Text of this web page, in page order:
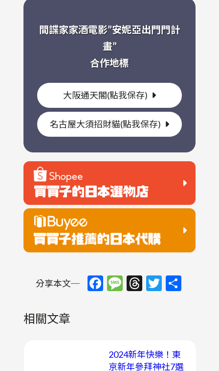
間諜家家酒電影”安妮亞出門門計
畫”
合作地標
大阪通天閣(點我保存)
名古屋大須招財貓(點我保存)
分享本文─ Facebook
Message
Threads
Twitter
相關文章
2024新年快樂！東
京新年參拜神社7選